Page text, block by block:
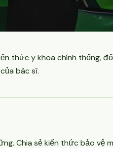
thức y khoa chính thống,
bác sĩ.
Chia sẻ kiến thức bảo